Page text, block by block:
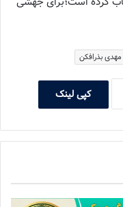
مهدی بذرافکن
کپی لینک